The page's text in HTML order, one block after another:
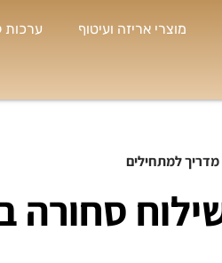
מוצרי אריזה ועיטוף ערכות





חולון